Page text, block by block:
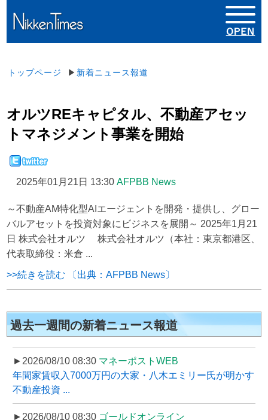
トップページ ▶ 新着ニュース報道
オルツREキャピタル、不動産アセッ
トマネジメント事業を開始
2025年01月21日 13:30 AFPBB News
～不動産AM特化型AIエージェントを開発・提供し、グロー
バルアセットを投資対象にビジネスを展開～ 2025年1月21
日 株式会社オルツ 株式会社オルツ（本社：東京都港区、
代表取締役：米倉 ...
>>続きを読む 〔出典：AFPBB News〕
過去一週間の新着ニュース報道
►2026/08/10 08:30 マネーポストWEB
年間家賃収入7000万円の大家・八木エミリー氏が明かす
不動産投資 ...
►2026/08/10 08:30 ゴールドオンライン